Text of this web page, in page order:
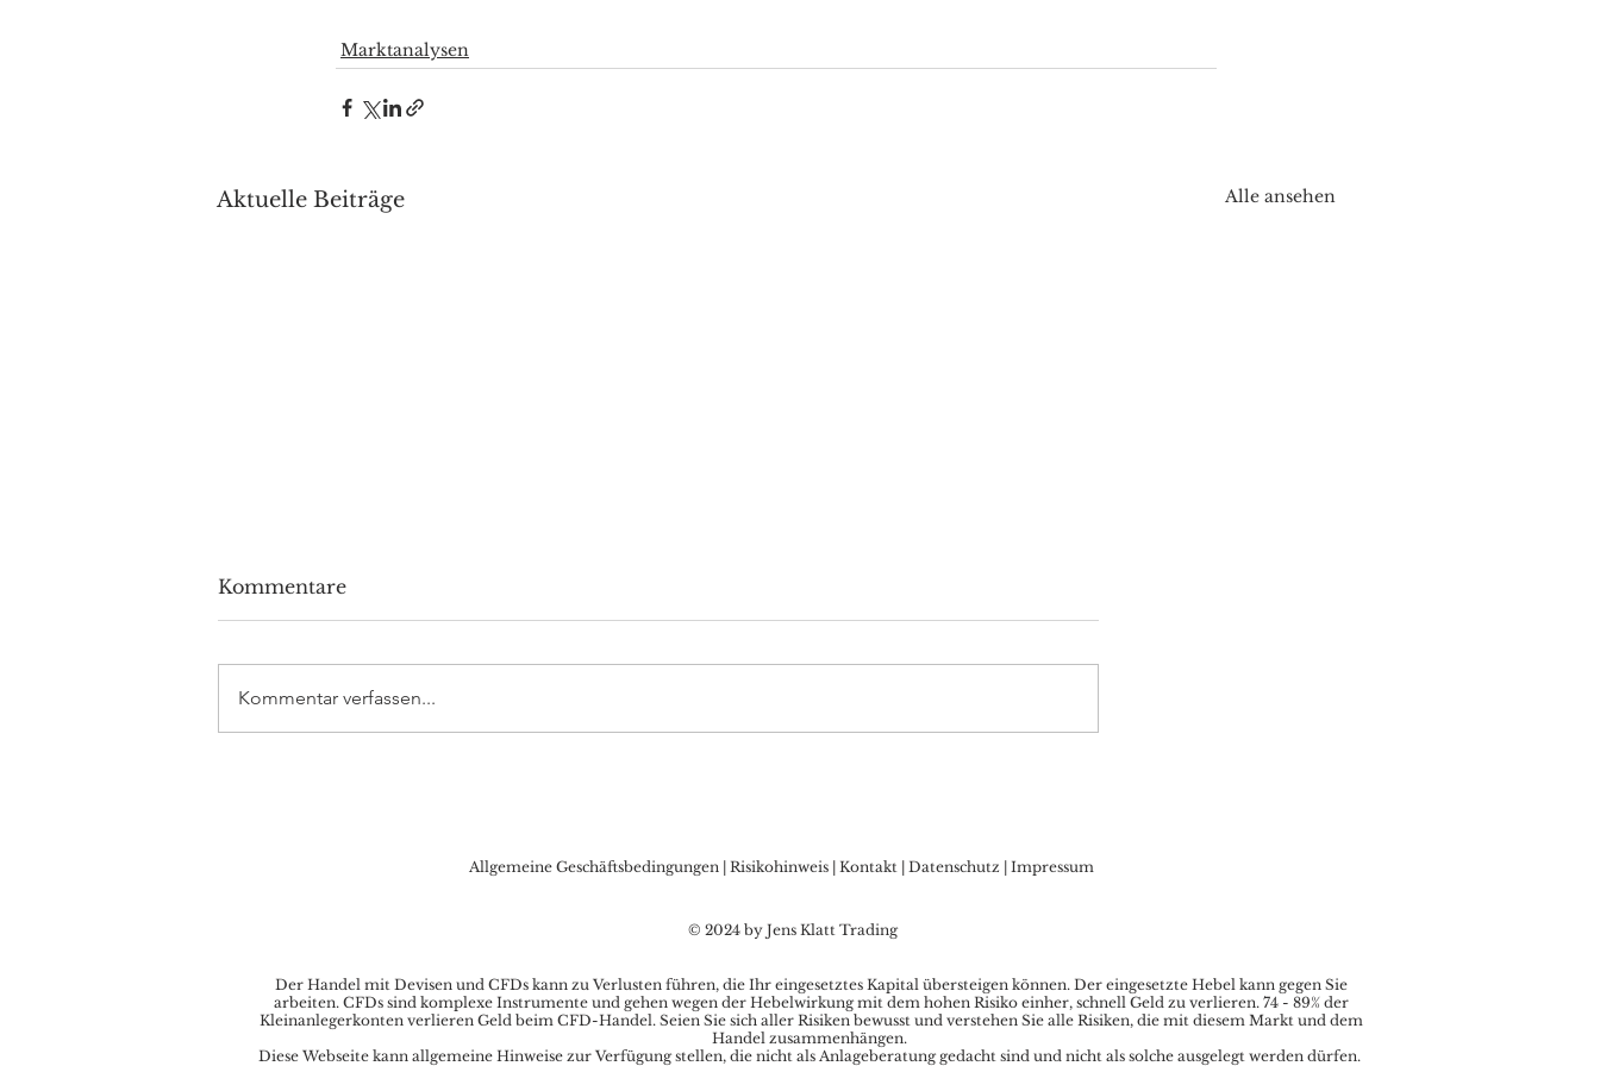
Marktanalysen
Aktuelle Beiträge Alle ansehen
Kommentare
Kommentar verfassen...
Allgemeine Geschäftsbedingungen | Risikohinweis | Kontakt | Datenschutz | Impressum
© 2024 by Jens Klatt Trading
Der Handel mit Devisen und CFDs kann zu Verlusten führen, die Ihr eingesetztes Kapital übersteigen können. Der eingesetzte Hebel kann gegen Sie
arbeiten. CFDs sind komplexe Instrumente und gehen wegen der Hebelwirkung mit dem hohen Risiko einher, schnell Geld zu verlieren. 74 - 89% der
Kleinanlegerkonten verlieren Geld beim CFD-Handel. Seien Sie sich aller Risiken bewusst und verstehen Sie alle Risiken, die mit diesem Markt und dem
Handel zusammenhängen.
Diese Webseite kann allgemeine Hinweise zur Verfügung stellen, die nicht als Anlageberatung gedacht sind und nicht als solche ausgelegt werden dürfen.